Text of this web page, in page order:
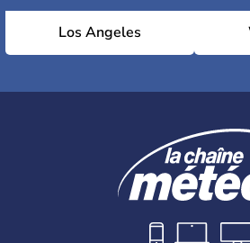
Los Angeles